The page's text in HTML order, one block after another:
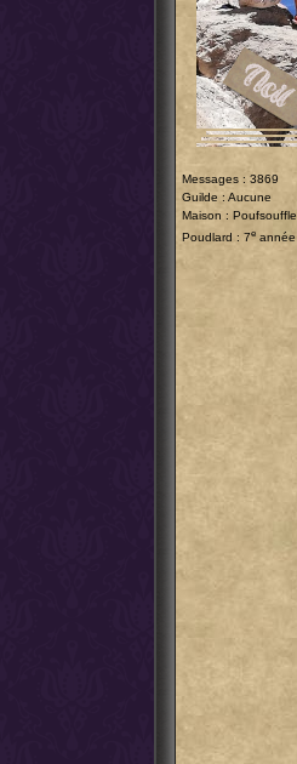
Messages : 3869
Guilde : Aucune
Maison : Poufsouffle
Poudlard : 7e année